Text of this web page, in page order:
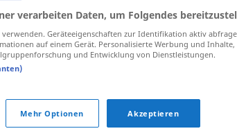
vlada
vladausjeni POL
savezna vladaa
verarbeiten Daten, um Folgendes
verwenden. Geräteeigenschaften zur Identifikation aktiv
auf einem Gerät. Personalisierte Werbung und Inhalte,
und Entwicklung von Dienstleistungen.
Mehr Optionen Akzeptieren